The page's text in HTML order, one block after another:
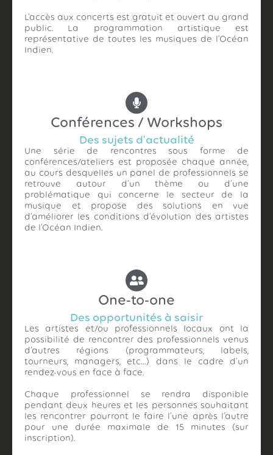
L’accès aux concerts est gratuit et ouvert au grand
public. La programmation artistique est
représentative de toutes les musiques de l’Océan
Indien.
Conférences / Workshops
Des sujets d'actualité
Une série de rencontres sous forme de
conférences/ateliers est proposée chaque année,
au cours desquelles un panel de professionnels se
retrouve autour d’un thème ou d’une
problématique qui concerne le secteur de la
musique et propose des solutions en vue
d’améliorer les conditions d’évolution des artistes
de l’Océan Indien.
One-to-one
Des opportunités à saisir
Les artistes et/ou professionnels locaux ont la
possibilité de rencontrer des professionnels venus
d’autres régions (programmateurs, labels,
tourneurs, managers, etc…) dans le cadre d’un
rendez-vous en face à face.
Chaque professionnel se rendra disponible
pendant deux heures et les personnes souhaitant
les rencontrer pourront le faire l’une après l’autre
pour une durée maximale de 15 minutes (sur
inscription).